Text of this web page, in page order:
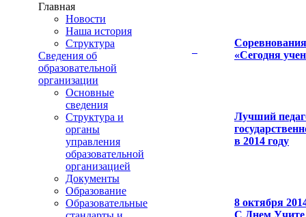
Главная
Новости
Наша история
Структура
Сведения об
образовательной
организации
Основные
сведения
Структура и
органы
управления
образовательной
организацией
Документы
Образование
Образовательные
«Сегодня
Лучший
в 2014 году
8 октября
С Днем